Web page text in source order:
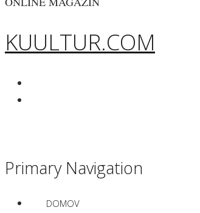
KUULTUR.COM
Primary Navigation
DOMOV